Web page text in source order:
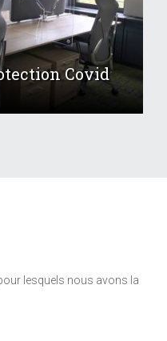
Covid
lesquels nous avons la